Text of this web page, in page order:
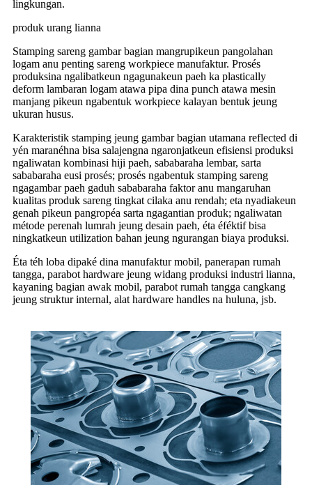
lingkungan.
produk urang lianna
Stamping sareng gambar bagian mangrupikeun pangolahan
logam anu penting sareng workpiece manufaktur. Prosés
produksina ngalibatkeun ngagunakeun paeh ka plastically
deform lambaran logam atawa pipa dina punch atawa mesin
manjang pikeun ngabentuk workpiece kalayan bentuk jeung
ukuran husus.
Karakteristik stamping jeung gambar bagian utamana reflected di
yén maranéhna bisa salajengna ngaronjatkeun efisiensi produksi
ngaliwatan kombinasi hiji paeh, sababaraha lembar, sarta
sababaraha eusi prosés; prosés ngabentuk stamping sareng
ngagambar paeh gaduh sababaraha faktor anu mangaruhan
kualitas produk sareng tingkat cilaka anu rendah; eta nyadiakeun
genah pikeun pangropéa sarta ngagantian produk; ngaliwatan
métode perenah lumrah jeung desain paeh, éta éféktif bisa
ningkatkeun utilization bahan jeung ngurangan biaya produksi.
Éta téh loba dipaké dina manufaktur mobil, panerapan rumah
tangga, parabot hardware jeung widang produksi industri lianna,
kayaning bagian awak mobil, parabot rumah tangga cangkang
jeung struktur internal, alat hardware handles na huluna, jsb.